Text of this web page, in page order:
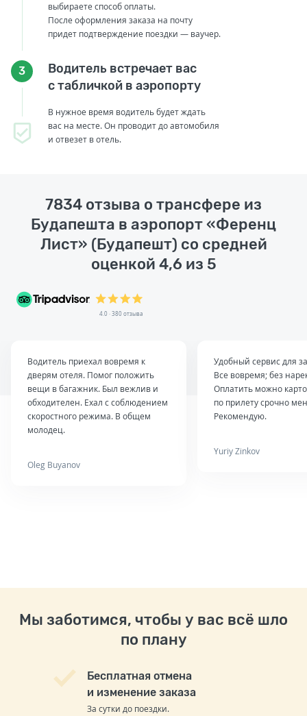
выбираете способ оплаты.
После оформления заказа на почту
придет подтверждение поездки — ваучер.
3
Водитель встречает вас
с табличкой в аэропорту
В нужное время водитель будет ждать
вас на месте. Он проводит до автомобиля
и отвезет в отель.
7834 отзыва о трансфере из
Будапешта в аэропорт «Ференц
Лист» (Будапешт) со средней
оценкой 4,6 из 5
4.0 · 380 отзыва
Водитель приехал вовремя к
дверям отеля. Помог положить
вещи в багажник. Был вежлив и
обходителен. Ехал с соблюдением
скоростного режима. В общем
молодец.
Oleg Buyanov
Удобный сервис для
Все вовремя; без
Оплатить можно
по прилету срочно
Рекомендую.
Yuriy Zinkov
Мы заботимся, чтобы у вас всё шло
по плану
Бесплатная отмена
и изменение заказа
За сутки до поездки.